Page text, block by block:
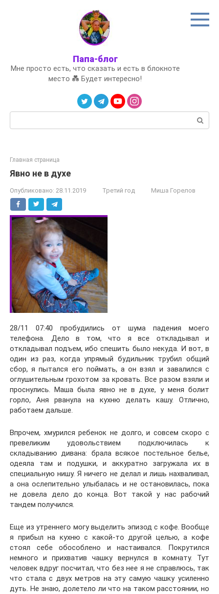
Папа-блог
Мне просто есть, что сказать и есть в блокноте
место 💑 Будет интересно!
Главная страница
Явно не в духе
Опубликовано: 28.11.2019 Третий год Миша Горелов
28/11 07:40 пробудились от шума падения моего
телефона. Дело в том, что я все откладывал и
откладывал подъем, ибо спешить было некуда. И вот, в
один из раз, когда упрямый будильник трубил общий
сбор, я пытался его поймать, а он взял и завалился с
оглушительным грохотом за кровать. Все разом взяли и
проснулись. Маша была явно не в духе, у меня болит
горло, Аня рванула на кухню делать кашу. Отлично,
работаем дальше.
Впрочем, хмурился ребенок не долго, и совсем скоро с
превеликим удовольствием подключилась к
складыванию дивана: брала всякое постельное белье,
одеяла там и подушки, и аккуратно загружала их в
специальную нишу. Я ничего не делал и лишь нахваливал,
а она ослепительно улыбалась и не остановилась, пока
не довела дело до конца. Вот такой у нас рабочий
тандем получился.
Еще из утреннего могу выделить эпизод с кофе. Вообще
я прибыл на кухню с какой-то другой целью, а кофе
стоял себе обособлено и настаивался. Покрутился
немного и прихватив чашку вернулся в комнату. Тут
человек вдруг посчитал, что без нее я не справлюсь, так
что стала с двух метров на эту самую чашку усиленно
дуть. Не знаю, долетело ли что на таком расстоянии, но